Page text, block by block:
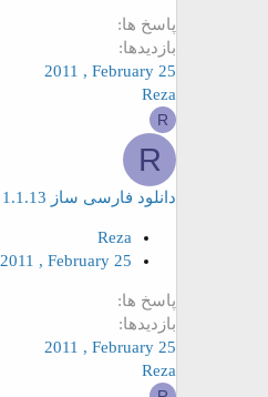
پاسخ ها
بازدیدها
2011 , February 25
Reza
R
R
دانلود فارسی ساز smf 1.1.13
Reza
2011 , February 25
پاسخ ها
بازدیدها
2011 , February 25
Reza